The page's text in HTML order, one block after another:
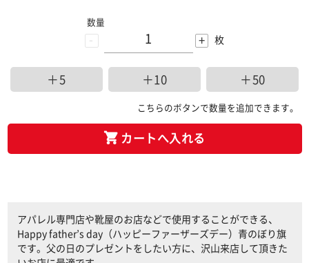
-
数量
+ 枚
＋5 ＋10 ＋50
こちらのボタンで数量を追加できます。
カートへ入れる
アパレル専門店や靴屋のお店などで使用することができる、
Happy father’s day（ハッピーファーザーズデー）青のぼり旗
です。父の日のプレゼントをしたい方に、沢山来店して頂きた